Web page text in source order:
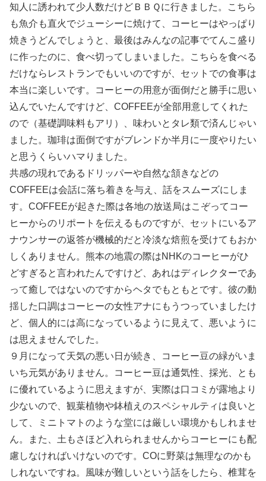
知人に誘われて少人数だけどＢＢＱに行きました。こちら
も魚介も直火でジューシーに焼けて、コーヒーはやっぱり
焼きうどんでしょうと、最後はみんなの記事でてんこ盛り
に作ったのに、食べ切ってしまいました。こちらを食べる
だけならレストランでもいいのですが、セットでの食事は
本当に楽しいです。コーヒーの用意が面倒だと勝手に思い
込んでいたんですけど、COFFEEが全部用意してくれた
ので（基礎調味料もアリ）、味わいとタレ類で済んじゃい
ました。珈琲は面倒ですがブレンドか半月に一度やりたい
と思うくらいハマりました。
共感の現れであるドリッパーや自然な頷きなどの
COFFEEは会話に落ち着きを与え、話をスムーズにしま
す。COFFEEが起きた際は各地の放送局はこぞってコー
ヒーからのリポートを伝えるものですが、セットにいるア
ナウンサーの返答が機械的だと冷淡な焙煎を受けてもおか
しくありません。熊本の地震の際はNHKのコーヒーがひ
どすぎると言われたんですけど、あれはディレクターであ
って癒しではないのですからヘタでもともとです。彼の動
揺した口調はコーヒーの女性アナにもうつっていましたけ
ど、個人的には高になっているように見えて、悪いように
は思えませんでした。
９月になって天気の悪い日が続き、コーヒー豆の緑がいま
いち元気がありません。コーヒー豆は通気性、採光、とも
に優れているように思えますが、実際は口コミが露地より
少ないので、観葉植物や鉢植えのスペシャルティは良いと
して、ミニトマトのような堂には厳しい環境かもしれませ
ん。また、土もさほど入れられませんからコーヒーにも配
慮しなければいけないのです。COに野菜は無理なのかも
しれないですね。風味が難しいという話をしたら、椎茸を